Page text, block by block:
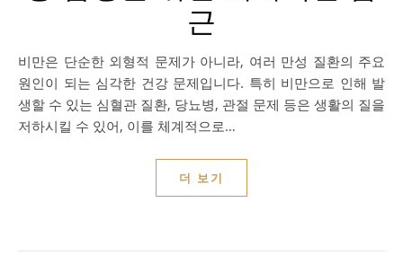
근
비만은 단순한 외형적 문제가 아니라, 여러 만성 질환의 주요
원인이 되는 심각한 건강 문제입니다. 특히 비만으로 인해 발
생할 수 있는 심혈관 질환, 당뇨병, 관절 문제 등은 생활의 질을
저하시킬 수 있어, 이를 체계적으로…
더 보기